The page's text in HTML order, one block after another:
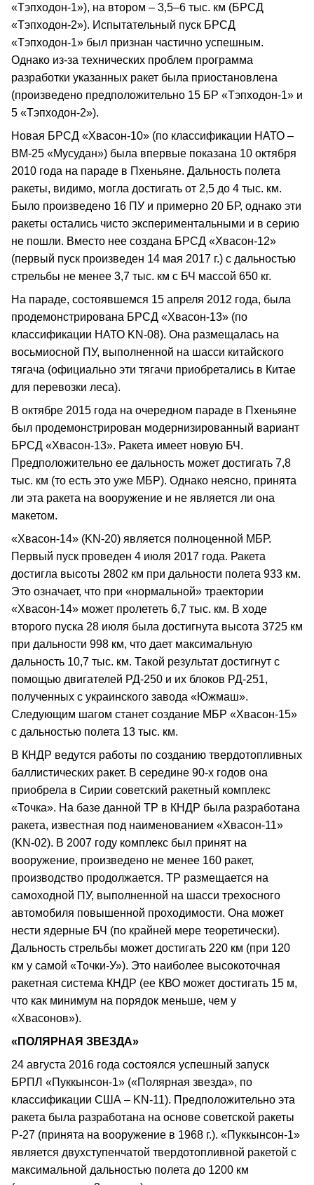
«Тэпходон-1»), на втором – 3,5–6 тыс. км (БРСД
«Тэпходон-2»). Испытательный пуск БРСД
«Тэпходон-1» был признан частично успешным.
Однако из-за технических проблем программа
разработки указанных ракет была приостановлена
(произведено предположительно 15 БР «Тэпходон-1» и
5 «Тэпходон-2»).
Новая БРСД «Хвасон-10» (по классификации НАТО –
ВМ-25 «Мусудан») была впервые показана 10 октября
2010 года на параде в Пхеньяне. Дальность полета
ракеты, видимо, могла достигать от 2,5 до 4 тыс. км.
Было произведено 16 ПУ и примерно 20 БР, однако эти
ракеты остались чисто экспериментальными и в серию
не пошли. Вместо нее создана БРСД «Хвасон-12»
(первый пуск произведен 14 мая 2017 г.) с дальностью
стрельбы не менее 3,7 тыс. км с БЧ массой 650 кг.
На параде, состоявшемся 15 апреля 2012 года, была
продемонстрирована БРСД «Хвасон-13» (по
классификации НАТО KN-08). Она размещалась на
восьмиосной ПУ, выполненной на шасси китайского
тягача (официально эти тягачи приобретались в Китае
для перевозки леса).
В октябре 2015 года на очередном параде в Пхеньяне
был продемонстрирован модернизированный вариант
БРСД «Хвасон-13». Ракета имеет новую БЧ.
Предположительно ее дальность может достигать 7,8
тыс. км (то есть это уже МБР). Однако неясно, принята
ли эта ракета на вооружение и не является ли она
макетом.
«Хвасон-14» (KN-20) является полноценной МБР.
Первый пуск проведен 4 июля 2017 года. Ракета
достигла высоты 2802 км при дальности полета 933 км.
Это означает, что при «нормальной» траектории
«Хвасон-14» может пролететь 6,7 тыс. км. В ходе
второго пуска 28 июля была достигнута высота 3725 км
при дальности 998 км, что дает максимальную
дальность 10,7 тыс. км. Такой результат достигнут с
помощью двигателей РД-250 и их блоков РД-251,
полученных с украинского завода «Южмаш».
Следующим шагом станет создание МБР «Хвасон-15»
с дальностью полета 13 тыс. км.
В КНДР ведутся работы по созданию твердотопливных
баллистических ракет. В середине 90-х годов она
приобрела в Сирии советский ракетный комплекс
«Точка». На базе данной TP в КНДР была разработана
ракета, известная под наименованием «Хвасон-11»
(KN-02). В 2007 году комплекс был принят на
вооружение, произведено не менее 160 ракет,
производство продолжается. ТР размещается на
самоходной ПУ, выполненной на шасси трехосного
автомобиля повышенной проходимости. Она может
нести ядерные БЧ (по крайней мере теоретически).
Дальность стрельбы может достигать 220 км (при 120
км у самой «Точки-У»). Это наиболее высокоточная
ракетная система КНДР (ее КВО может достигать 15 м,
что как минимум на порядок меньше, чем у
«Хвасонов»).
«ПОЛЯРНАЯ ЗВЕЗДА»
24 августа 2016 года состоялся успешный запуск
БРПЛ «Пуккынсон-1» («Полярная звезда», по
классификации США – KN-11). Предположительно эта
ракета была разработана на основе советской ракеты
Р-27 (принята на вооружение в 1968 г.). «Пуккынсон-1»
является двухступенчатой твердотопливной ракетой с
максимальной дальностью полета до 1200 км